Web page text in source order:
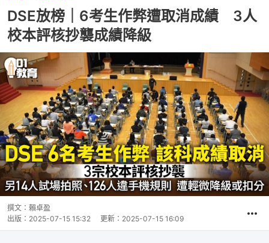
DSE放榜｜6考生作弊遭取消成績 3人
校本評核抄襲成績降級
撰文： 賴卓盈
出版： 2025-07-15 15:32 更新： 2025-07-15 16:09